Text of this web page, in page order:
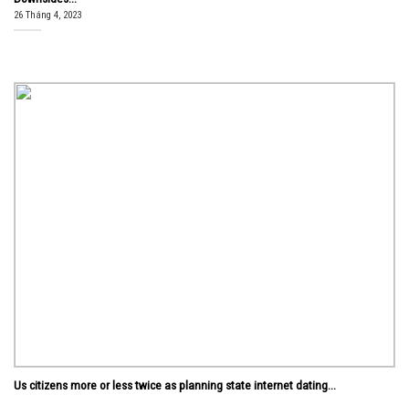
26 Tháng 4, 2023
Us citizens more or less twice as planning state internet dating...